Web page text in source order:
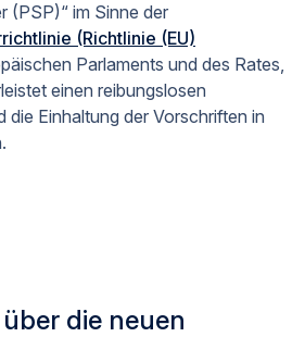
(PSP)“ im Sinne der
(Richtlinie (EU)
Parlaments und des Rates,
einen reibungslosen
Einhaltung der Vorschriften in
die neuen